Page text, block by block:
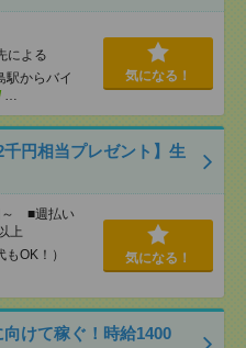
による
駅からバイ
…
気になる！
円相当プレゼント】生
～ ■週払い
上
OK！）
気になる！
向けて稼ぐ！時給1400